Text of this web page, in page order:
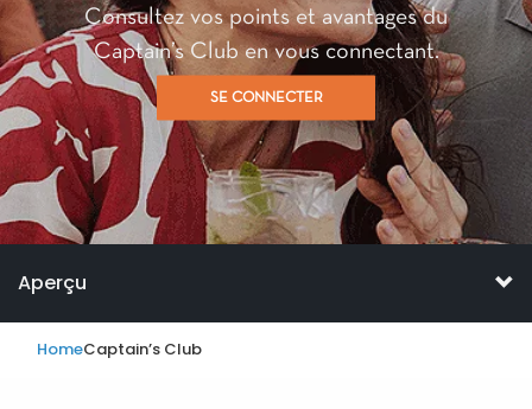
Consultez vos points et avantages du
Captain’s Club en vous connectant.
SE CONNECTER
Aperçu
HomeCaptain’s Club